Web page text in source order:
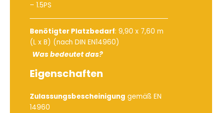
– 1.5PS
Benötigter Platzbedarf: 9,90 x 7,60 m
(L x B) (nach DIN EN14960)
Was bedeutet das?
Eigenschaften
Zulassungsbescheinigung gemäß EN
14960